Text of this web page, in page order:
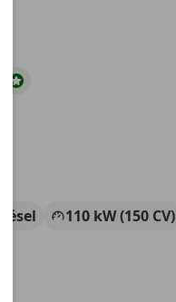
Diésel
110 kW (150 CV)